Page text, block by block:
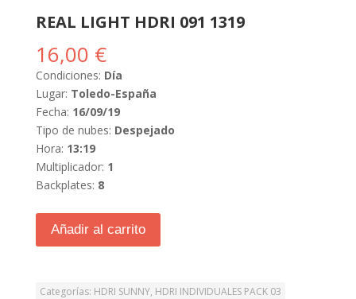
REAL LIGHT HDRI 091 1319
16,00 €
Condiciones: Día
Lugar: Toledo-España
Fecha: 16/09/19
Tipo de nubes: Despejado
Hora: 13:19
Multiplicador: 1
Backplates: 8
Añadir al carrito
Categorías: HDRI SUNNY, HDRI INDIVIDUALES PACK 03